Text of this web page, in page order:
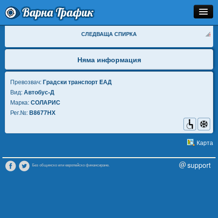
Варна Трафик
Разписание
Как Да Стигна?
Инфо
СЛЕДВАЩА СПИРКА
Няма информация
Превозвач:Градски транспорт EАД
Вид:Автобус-Д
Марка:СОЛАРИС
Рег.№:В8677НХ
Карта
Без общинско или европейско финансиране. support